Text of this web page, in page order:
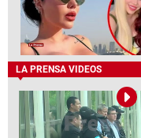
LA PRENSA VIDEOS